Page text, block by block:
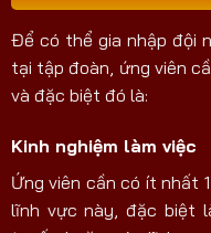
Để có thể gia nhập đội
tại tập đoàn, ứng viên
và đặc biệt đó là:
Kinh nghiệm làm việc
Ứng viên cần có ít nhất
lĩnh vực này, đặc biệt